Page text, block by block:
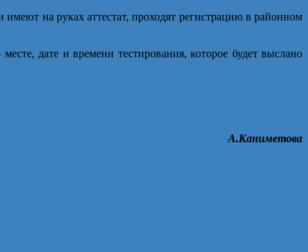
на руках аттестат, проходят регистрацию в районном
дате и времени тестирования, которое будет выслано
А.Каниметова